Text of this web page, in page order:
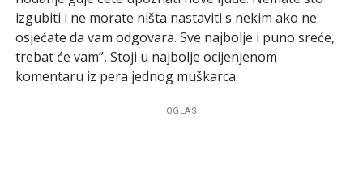
izgubiti i ne morate ništa nastaviti s nekim ako ne
osjećate da vam odgovara. Sve najbolje i puno sreće,
trebat će vam”, Stoji u najbolje ocijenjenom
komentaru iz pera jednog muškarca.
OGLAS